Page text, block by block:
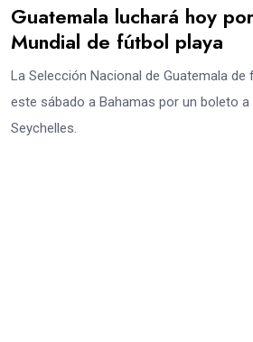
Guatemala luchará hoy
Mundial de fútbol playa
La Selección Nacional de Guatemala
este sábado a Bahamas por un boleto a
Seychelles.